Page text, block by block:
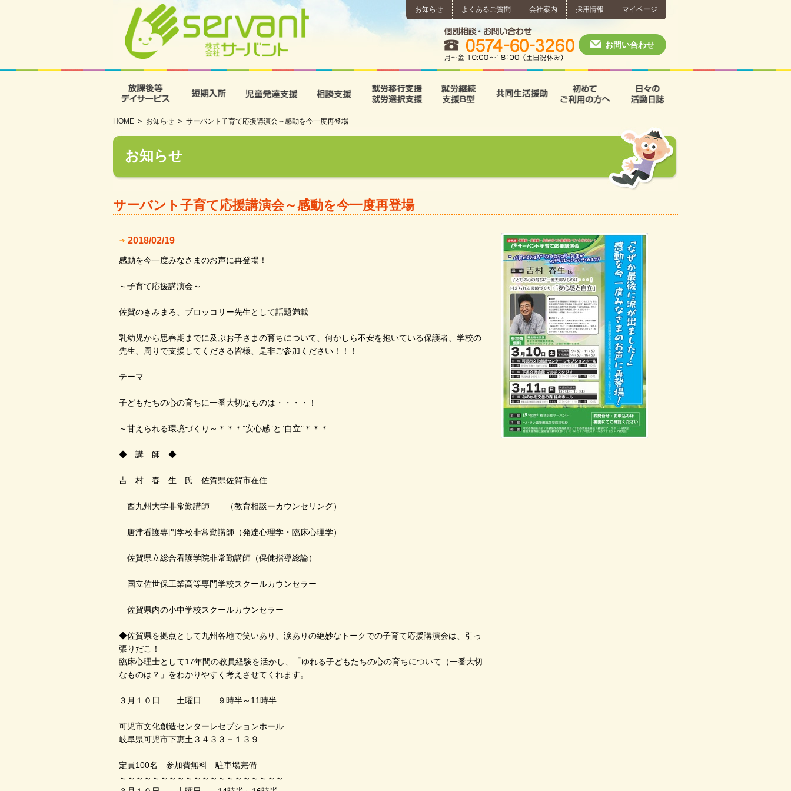
お知らせ よくあるご質問 会社案内 採用情報 マイページ
個別相談・お問い合わせ
お問い合わせ
相談支援 就労移行支援･就労選択支援
HOME お知らせ サーバント子育て応援講演会～感動を今一度再登場
お知らせ
サーバント子育て応援講演会～感動を今一度再登場
2018/02/19
感動を今一度みなさまのお声に再登場！
～子育て応援講演会～
佐賀のきみまろ、ブロッコリー先生として話題満載
乳幼児から思春期までに及ぶお子さまの育ちについて、何かしら不安を抱いている保護者、学校の
先生、周りで支援してくださる皆様、是非ご参加ください！！！
テーマ
子どもたちの心の育ちに一番大切なものは・・・・！
～甘えられる環境づくり～＊＊＊”安心感”と”自立”＊＊＊
◆ 講 師 ◆
吉 村 春 生 氏 佐賀県佐賀市在住
西九州大学非常勤講師 （教育相談ーカウンセリング）
唐津看護専門学校非常勤講師（発達心理学・臨床心理学）
佐賀県立総合看護学院非常勤講師（保健指導総論）
国立佐世保工業高等専門学校スクールカウンセラー
佐賀県内の小中学校スクールカウンセラー
◆佐賀県を拠点として九州各地で笑いあり、涙ありの絶妙なトークでの子育て応援講演会は、引っ
張りだこ！
臨床心理士として17年間の教員経験を活かし、「ゆれる子どもたちの心の育ちについて（一番大切
なものは？」をわかりやすく考えさせてくれます。
３月１０日 土曜日 ９時半～11時半
可児市文化創造センターレセプションホール
岐阜県可児市下恵土３４３３－１３９
定員100名 参加費無料 駐車場完備
～～～～～～～～～～～～～～～～～～～～